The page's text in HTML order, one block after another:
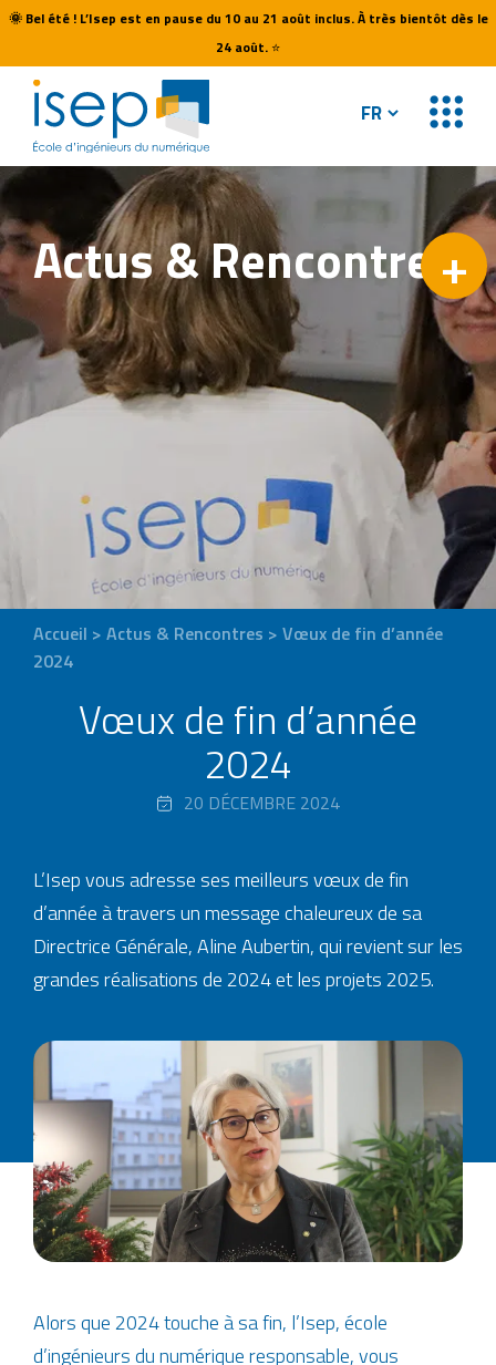
🌞Bel été ! L’Isep est en pause du 10 au 21 août inclus. À très bientôt dès le
24 août. ⭐
+
Actus &Rencontres
Accueil > Actus & Rencontres > Vœux de fin d’année
2024
Vœux de fin d’année
2024
20 DÉCEMBRE 2024
L’Isep vous adresse ses meilleurs vœux de fin
d’année à travers un message chaleureux de sa
Directrice Générale, Aline Aubertin, qui revient sur les
grandes réalisations de 2024 et les projets 2025.
Alors que 2024 touche à sa fin, l’Isep, école
d’ingénieurs du numérique responsable, vous